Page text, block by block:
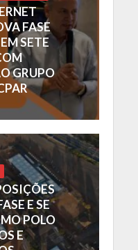
FASE
SETE
GRUPO
E SE
POLO
E